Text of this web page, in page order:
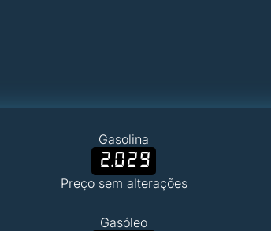
Gasolina
2.029
Preço sem alterações
Gasóleo